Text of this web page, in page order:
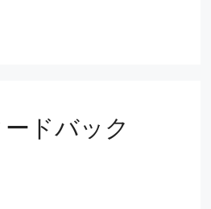
ドバック